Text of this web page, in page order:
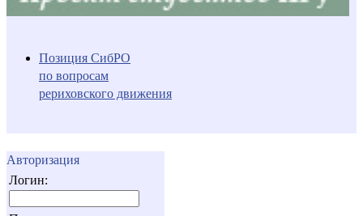
Позиция СибРО
по вопросам
рериховского движения
Авторизация
Логин: